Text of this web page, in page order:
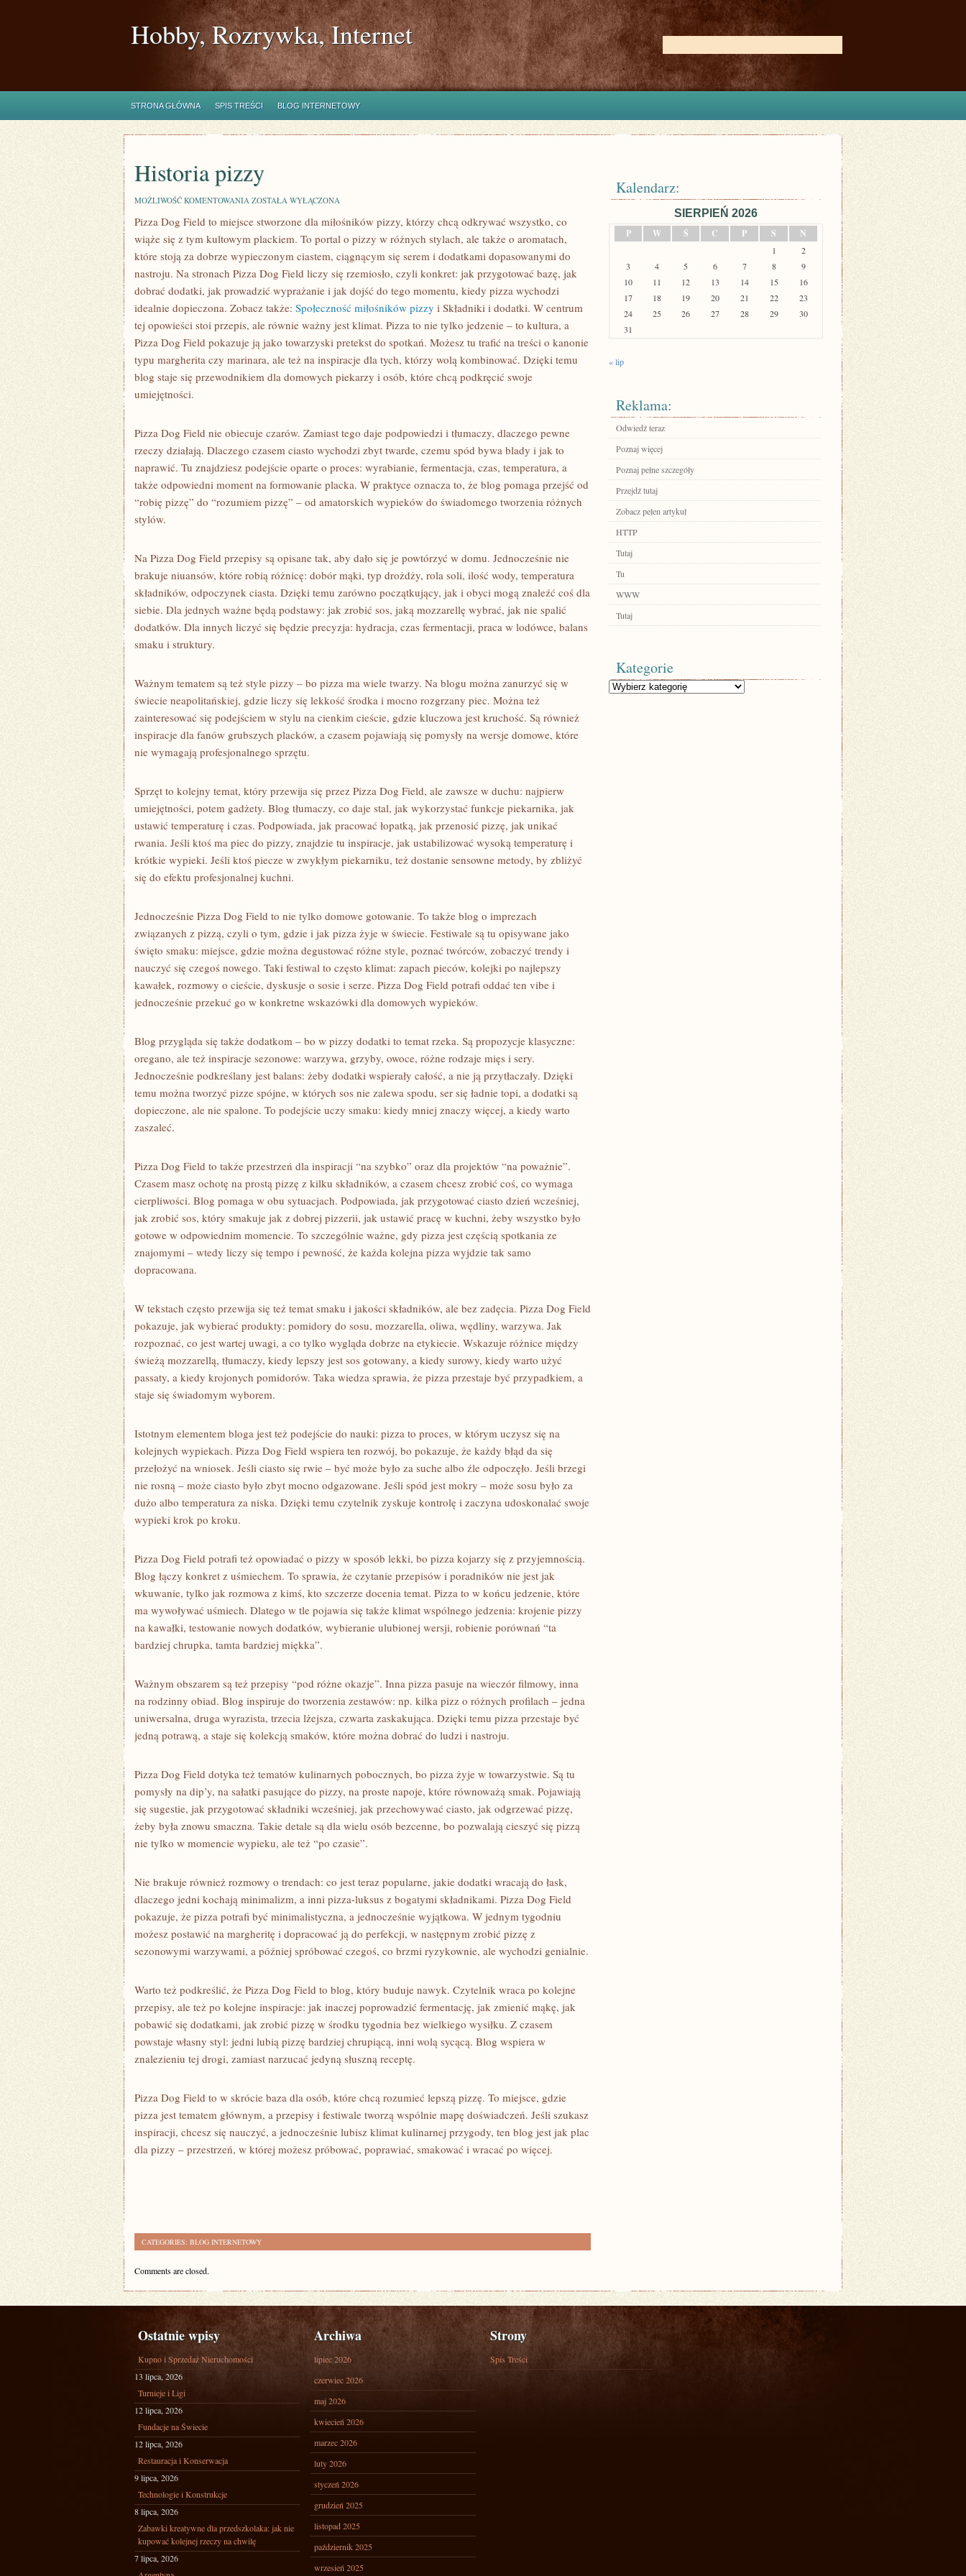
Hobby, Rozrywka, Internet
STRONA GŁÓWNA SPIS TREŚCI BLOG INTERNETOWY
Historia pizzy
MOŻLIWOŚĆ KOMENTOWANIA HISTORIA
ZOSTAŁA WYŁĄCZONA
Pizza Dog Field to miejsce stworzone dla miłośników pizzy, którzy chcą odkrywać wszystko, co
wiąże się z tym kultowym plackiem. To portal o pizzy w różnych stylach, ale także o aromatach,
które stoją za dobrze wypieczonym ciastem, ciągnącym się serem i dodatkami dopasowanymi do
nastroju. Na stronach Pizza Dog Field liczy się rzemiosło, czyli konkret: jak przygotować bazę, jak
dobrać dodatki, jak prowadzić wyprażanie i jak dojść do tego momentu, kiedy pizza wychodzi
idealnie dopieczona. Zobacz także: Społeczność miłośników pizzy i Składniki i dodatki. W centrum
tej opowieści stoi przepis, ale równie ważny jest klimat. Pizza to nie tylko jedzenie – to kultura, a
Pizza Dog Field pokazuje ją jako towarzyski pretekst do spotkań. Możesz tu trafić na treści o kanonie
typu margherita czy marinara, ale też na inspiracje dla tych, którzy wolą kombinować. Dzięki temu
blog staje się przewodnikiem dla domowych piekarzy i osób, które chcą podkręcić swoje
umiejętności.
Pizza Dog Field nie obiecuje czarów. Zamiast tego daje podpowiedzi i tłumaczy, dlaczego pewne
rzeczy działają. Dlaczego czasem ciasto wychodzi zbyt twarde, czemu spód bywa blady i jak to
naprawić. Tu znajdziesz podejście oparte o proces: wyrabianie, fermentacja, czas, temperatura, a
także odpowiedni moment na formowanie placka. W praktyce oznacza to, że blog pomaga przejść od
“robię pizzę” do “rozumiem pizzę” – od amatorskich wypieków do świadomego tworzenia różnych
stylów.
Na Pizza Dog Field przepisy są opisane tak, aby dało się je powtórzyć w domu. Jednocześnie nie
brakuje niuansów, które robią różnicę: dobór mąki, typ drożdży, rola soli, ilość wody, temperatura
składników, odpoczynek ciasta. Dzięki temu zarówno początkujący, jak i obyci mogą znaleźć coś dla
siebie. Dla jednych ważne będą podstawy: jak zrobić sos, jaką mozzarellę wybrać, jak nie spalić
dodatków. Dla innych liczyć się będzie precyzja: hydracja, czas fermentacji, praca w lodówce, balans
smaku i struktury.
Ważnym tematem są też style pizzy – bo pizza ma wiele twarzy. Na blogu można zanurzyć się w
świecie neapolitańskiej, gdzie liczy się lekkość środka i mocno rozgrzany piec. Można też
zainteresować się podejściem w stylu na cienkim cieście, gdzie kluczowa jest kruchość. Są również
inspiracje dla fanów grubszych placków, a czasem pojawiają się pomysły na wersje domowe, które
nie wymagają profesjonalnego sprzętu.
Sprzęt to kolejny temat, który przewija się przez Pizza Dog Field, ale zawsze w duchu: najpierw
umiejętności, potem gadżety. Blog tłumaczy, co daje stal, jak wykorzystać funkcje piekarnika, jak
ustawić temperaturę i czas. Podpowiada, jak pracować łopatką, jak przenosić pizzę, jak unikać
rwania. Jeśli ktoś ma piec do pizzy, znajdzie tu inspiracje, jak ustabilizować wysoką temperaturę i
krótkie wypieki. Jeśli ktoś piecze w zwykłym piekarniku, też dostanie sensowne metody, by zbliżyć
się do efektu profesjonalnej kuchni.
Jednocześnie Pizza Dog Field to nie tylko domowe gotowanie. To także blog o imprezach
związanych z pizzą, czyli o tym, gdzie i jak pizza żyje w świecie. Festiwale są tu opisywane jako
święto smaku: miejsce, gdzie można degustować różne style, poznać twórców, zobaczyć trendy i
nauczyć się czegoś nowego. Taki festiwal to często klimat: zapach pieców, kolejki po najlepszy
kawałek, rozmowy o cieście, dyskusje o sosie i serze. Pizza Dog Field potrafi oddać ten vibe i
jednocześnie przekuć go w konkretne wskazówki dla domowych wypieków.
Blog przygląda się także dodatkom – bo w pizzy dodatki to temat rzeka. Są propozycje klasyczne:
oregano, ale też inspiracje sezonowe: warzywa, grzyby, owoce, różne rodzaje mięs i sery.
Jednocześnie podkreślany jest balans: żeby dodatki wspierały całość, a nie ją przytłaczały. Dzięki
temu można tworzyć pizze spójne, w których sos nie zalewa spodu, ser się ładnie topi, a dodatki są
dopieczone, ale nie spalone. To podejście uczy smaku: kiedy mniej znaczy więcej, a kiedy warto
zaszaleć.
Pizza Dog Field to także przestrzeń dla inspiracji “na szybko” oraz dla projektów “na poważnie”.
Czasem masz ochotę na prostą pizzę z kilku składników, a czasem chcesz zrobić coś, co wymaga
cierpliwości. Blog pomaga w obu sytuacjach. Podpowiada, jak przygotować ciasto dzień wcześniej,
jak zrobić sos, który smakuje jak z dobrej pizzerii, jak ustawić pracę w kuchni, żeby wszystko było
gotowe w odpowiednim momencie. To szczególnie ważne, gdy pizza jest częścią spotkania ze
znajomymi – wtedy liczy się tempo i pewność, że każda kolejna pizza wyjdzie tak samo
dopracowana.
W tekstach często przewija się też temat smaku i jakości składników, ale bez zadęcia. Pizza Dog Field
pokazuje, jak wybierać produkty: pomidory do sosu, mozzarella, oliwa, wędliny, warzywa. Jak
rozpoznać, co jest wartej uwagi, a co tylko wygląda dobrze na etykiecie. Wskazuje różnice między
świeżą mozzarellą, tłumaczy, kiedy lepszy jest sos gotowany, a kiedy surowy, kiedy warto użyć
passaty, a kiedy krojonych pomidorów. Taka wiedza sprawia, że pizza przestaje być przypadkiem, a
staje się świadomym wyborem.
Istotnym elementem bloga jest też podejście do nauki: pizza to proces, w którym uczysz się na
kolejnych wypiekach. Pizza Dog Field wspiera ten rozwój, bo pokazuje, że każdy błąd da się
przełożyć na wniosek. Jeśli ciasto się rwie – być może było za suche albo źle odpoczęło. Jeśli brzegi
nie rosną – może ciasto było zbyt mocno odgazowane. Jeśli spód jest mokry – może sosu było za
dużo albo temperatura za niska. Dzięki temu czytelnik zyskuje kontrolę i zaczyna udoskonalać swoje
wypieki krok po kroku.
Pizza Dog Field potrafi też opowiadać o pizzy w sposób lekki, bo pizza kojarzy się z przyjemnością.
Blog łączy konkret z uśmiechem. To sprawia, że czytanie przepisów i poradników nie jest jak
wkuwanie, tylko jak rozmowa z kimś, kto szczerze docenia temat. Pizza to w końcu jedzenie, które
ma wywoływać uśmiech. Dlatego w tle pojawia się także klimat wspólnego jedzenia: krojenie pizzy
na kawałki, testowanie nowych dodatków, wybieranie ulubionej wersji, robienie porównań “ta
bardziej chrupka, tamta bardziej miękka”.
Ważnym obszarem są też przepisy “pod różne okazje”. Inna pizza pasuje na wieczór filmowy, inna
na rodzinny obiad. Blog inspiruje do tworzenia zestawów: np. kilka pizz o różnych profilach – jedna
uniwersalna, druga wyrazista, trzecia lżejsza, czwarta zaskakująca. Dzięki temu pizza przestaje być
jedną potrawą, a staje się kolekcją smaków, które można dobrać do ludzi i nastroju.
Pizza Dog Field dotyka też tematów kulinarnych pobocznych, bo pizza żyje w towarzystwie. Są tu
pomysły na dip’y, na sałatki pasujące do pizzy, na proste napoje, które równoważą smak. Pojawiają
się sugestie, jak przygotować składniki wcześniej, jak przechowywać ciasto, jak odgrzewać pizzę,
żeby była znowu smaczna. Takie detale są dla wielu osób bezcenne, bo pozwalają cieszyć się pizzą
nie tylko w momencie wypieku, ale też “po czasie”.
Nie brakuje również rozmowy o trendach: co jest teraz popularne, jakie dodatki wracają do łask,
dlaczego jedni kochają minimalizm, a inni pizza-luksus z bogatymi składnikami. Pizza Dog Field
pokazuje, że pizza potrafi być minimalistyczna, a jednocześnie wyjątkowa. W jednym tygodniu
możesz postawić na margheritę i dopracować ją do perfekcji, w następnym zrobić pizzę z
sezonowymi warzywami, a później spróbować czegoś, co brzmi ryzykownie, ale wychodzi genialnie.
Warto też podkreślić, że Pizza Dog Field to blog, który buduje nawyk. Czytelnik wraca po kolejne
przepisy, ale też po kolejne inspiracje: jak inaczej poprowadzić fermentację, jak zmienić mąkę, jak
pobawić się dodatkami, jak zrobić pizzę w środku tygodnia bez wielkiego wysiłku. Z czasem
powstaje własny styl: jedni lubią pizzę bardziej chrupiącą, inni wolą sycącą. Blog wspiera w
znalezieniu tej drogi, zamiast narzucać jedyną słuszną receptę.
Pizza Dog Field to w skrócie baza dla osób, które chcą rozumieć lepszą pizzę. To miejsce, gdzie
pizza jest tematem głównym, a przepisy i festiwale tworzą wspólnie mapę doświadczeń. Jeśli szukasz
inspiracji, chcesz się nauczyć, a jednocześnie lubisz klimat kulinarnej przygody, ten blog jest jak plac
dla pizzy – przestrzeń, w której możesz próbować, poprawiać, smakować i wracać po więcej.
CATEGORIES: BLOG INTERNETOWY
Comments are closed.
Kalendarz:
SIERPIEŃ 2026
P
W Ś C P S N
1
2
3
4 5 6 7 8
9
10
11 12 13 14 15
16
17
18 19 20 21 22
23
24
25 26 27 28 29
30
31
« lip
Reklama:
Odwiedź teraz
Poznaj więcej
Poznaj pełne szczegóły
Przejdź tutaj
Zobacz pełen artykuł
HTTP
Tutaj
Tu
WWW
Tutaj
Kategorie
Kategorie
Ostatnie wpisy
Kupno i Sprzedaż Nieruchomości
13 lipca, 2026
Turnieje i Ligi
12 lipca, 2026
Fundacje na Świecie
12 lipca, 2026
Restauracja i Konserwacja
9 lipca, 2026
Technologie i Konstrukcje
8 lipca, 2026
Zabawki kreatywne dla przedszkolaka: jak nie
kupować kolejnej rzeczy na chwilę
7 lipca, 2026
Archiwa
lipiec 2026
czerwiec 2026
maj 2026
kwiecień 2026
marzec 2026
luty 2026
styczeń 2026
grudzień 2025
listopad 2025
październik 2025
wrzesień 2025
Strony
Spis Treści